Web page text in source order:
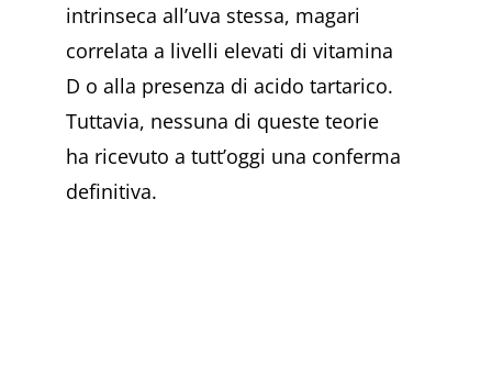
intrinseca all’uva stessa, magari
correlata a livelli elevati di vitamina
D o alla presenza di acido tartarico.
Tuttavia, nessuna di queste teorie
ha ricevuto a tutt’oggi una conferma
definitiva.